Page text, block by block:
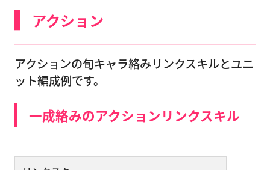
アクション
アクションの旬キャラ絡みリンクスキルとユニ
ット編成例です。
一成絡みのアクションリンクスキル